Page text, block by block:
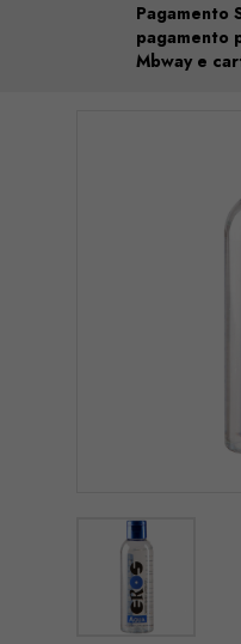
Pagamento
pagamento
Mbway e